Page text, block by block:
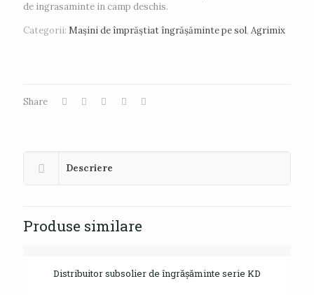
de ingrasaminte in camp deschis.
Categorii: Mașini de împrăștiat îngrășăminte pe sol, Agrimix
Share
Descriere
Produse similare
Distribuitor subsolier de îngrășăminte serie KD